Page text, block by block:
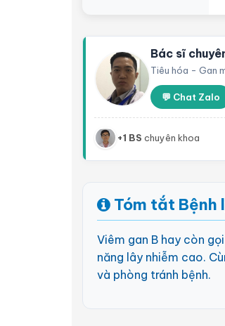
Bác sĩ
Tiêu hóa - Gan
💬 Chat Zalo
+1 BS chuyên khoa
Tóm tắt Bệnh
Viêm gan B hay còn
năng lây nhiễm cao.
và phòng tránh bệnh.